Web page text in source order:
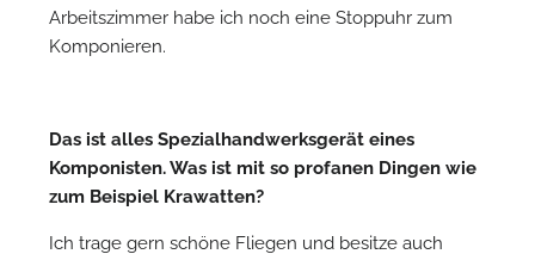
Arbeitszimmer habe ich noch eine Stoppuhr zum
Komponieren.
Das ist alles Spezialhandwerksgerät eines
Komponisten. Was ist mit so profanen Dingen wie
zum Beispiel Krawatten?
Ich trage gern schöne Fliegen und besitze auch